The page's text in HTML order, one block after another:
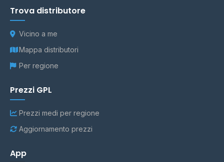
Trova distributore
Vicino a me
Mappa distributori
Per regione
Prezzi GPL
Prezzi medi per regione
Aggiornamento prezzi
App